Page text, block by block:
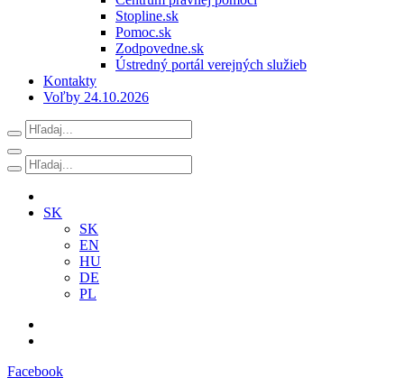
Stopline.sk
Pomoc.sk
Zodpovedne.sk
Ústredný portál verejných služieb
Kontakty
Voľby 24.10.2026
SK
SK
EN
HU
DE
PL
Facebook